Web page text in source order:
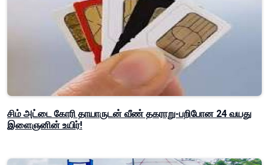
சிம் அட்டை கோரி தாயாருடன் வீண் தகராறு-பறிபோன 24 வயது
இளைஞனின் உயிர்!